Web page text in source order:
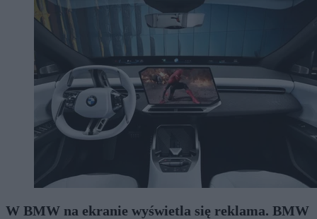
W BMW na ekranie wyświetla się reklama. BMW